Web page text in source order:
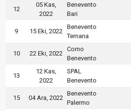
12
05 Kas,
2022
Benevento
Bari
9 15 Eki, 2022
Benevento
Ternana
10 22 Eki, 2022
Como
Benevento
13
12 Kas,
2022
SPAL
Benevento
15 04 Ara, 2022
Benevento
Palermo